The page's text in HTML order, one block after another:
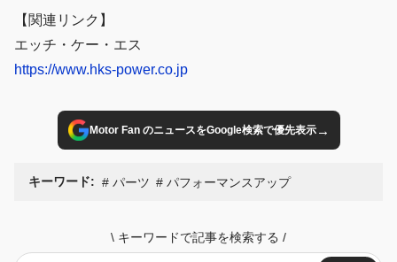
【関連リンク】
エッチ・ケー・エス
https://www.hks-power.co.jp
Motor Fan のニュースをGoogle検索で優先表示→
キーワード: パーツ パフォーマンスアップ
\ キーワードで記事を検索する /